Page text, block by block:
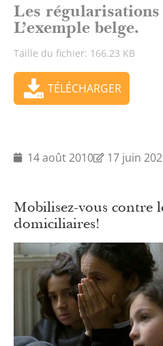
Les
L’exemple belge.
Taille du fichier: 166.23 KB
TÉLÉCHARGER
14 août 2010 17 juin
Mobilisez-vous contre
domiciliaires!